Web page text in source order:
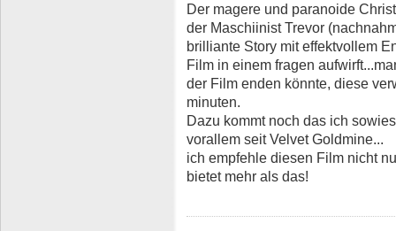
Der magere und paranoide
der Maschiinist Trevor
brilliante Story mit effektvollem
Film in einem fragen
der Film enden könnte, diese
minuten.
Dazu kommt noch das ich
vorallem seit Velvet Goldmine...
ich empfehle diesen Film nicht
bietet mehr als das!